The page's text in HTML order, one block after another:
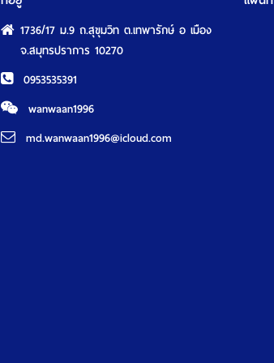
1736/17 ม.9 ถ.สุขุมวิท ต.เทพารักษ์ อ เมือง
จ.สมุทรปราการ 10270
0953535391
wanwaan1996
md.wanwaan1996@icloud.com